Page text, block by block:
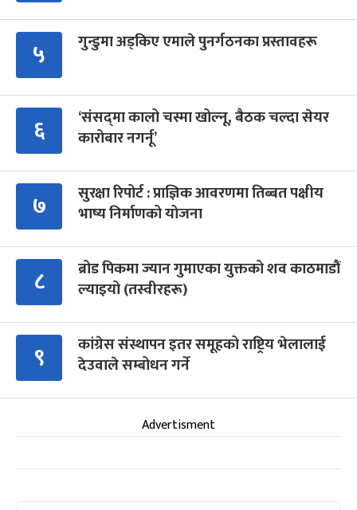
५ गुन्डुमा अड्किए एमाले पुनर्गठनका प्रस्तावहरू
६
‘संसद्‍मा कालो चस्मा खोल्नू, बैठक चल्दा सेयर
कारोबार नगर्नू’
७
सुरक्षा रिपोर्ट : प्राज्ञिक आवरणमा तिब्बत पक्षीय
भाष्य निर्माणको योजना
८
ब्रोड पिकमा ज्यान गुमाएका युक्तको शव काठमाडौं
ल्याइयो (तस्वीरहरू)
९
कांग्रेस संस्थापन इतर समूहको राष्ट्रिय भेलालाई
देउवाले सम्बोधन गर्ने
Advertisment